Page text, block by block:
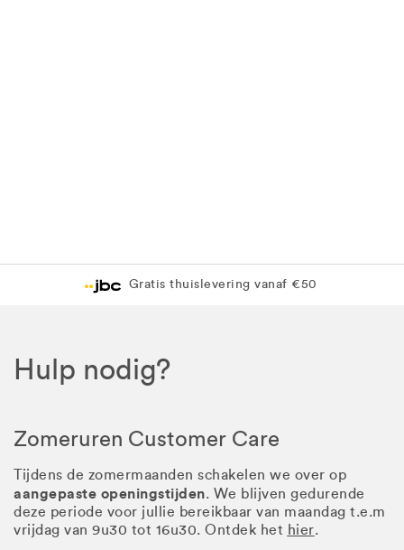
Gratis thuislevering vanaf €50
Hulp nodig?
Zomeruren Customer Care
Tijdens de zomermaanden schakelen we over op
aangepaste openingstijden. We blijven gedurende
deze periode voor jullie bereikbaar van maandag t.e.m
vrijdag van 9u30 tot 16u30. Ontdek het hier.